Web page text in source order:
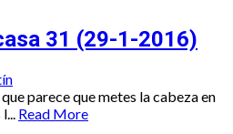
31 (29-1-2016)
parece que metes la cabeza en
Read More